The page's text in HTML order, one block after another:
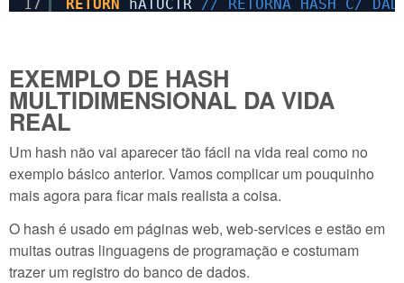
17
RETURN
hATUCTR // RETORNA HASH C/
EXEMPLO DE HASH
MULTIDIMENSIONAL DA VIDA
REAL
Um hash não vai aparecer tão fácil na vida real como no
exemplo básico anterior. Vamos complicar um pouquinho
mais agora para ficar mais realista a coisa.
O hash é usado em páginas web, web-services e estão em
muitas outras linguagens de programação e costumam
trazer um registro do banco de dados.